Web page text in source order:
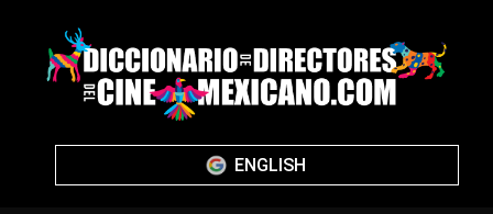
ENGLISH